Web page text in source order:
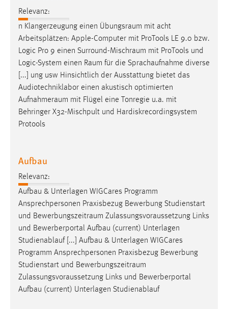
Relevanz:
n Klangerzeugung einen Übungsraum mit acht
Arbeitsplätzen: Apple-Computer mit ProTools LE 9.0 bzw.
Logic Pro 9 einen Surround-Mischraum mit ProTools und
Logic-System einen Raum für die Sprachaufnahme diverse
[...] ung usw Hinsichtlich der Ausstattung bietet das
Audiotechniklabor einen akustisch optimierten
Aufnahmeraum mit Flügel eine Tonregie u.a. mit
Behringer X32-Mischpult und Hardiskrecordingsystem
Protools
Aufbau
Relevanz:
Aufbau & Unterlagen WIGCares Programm
Ansprechpersonen Praxisbezug Bewerbung Studienstart
und Bewerbungszeitraum Zulassungsvoraussetzung Links
und Bewerberportal Aufbau (current) Unterlagen
Studienablauf [...] Aufbau & Unterlagen WIGCares
Programm Ansprechpersonen Praxisbezug Bewerbung
Studienstart und Bewerbungszeitraum
Zulassungsvoraussetzung Links und Bewerberportal
Aufbau (current) Unterlagen Studienablauf